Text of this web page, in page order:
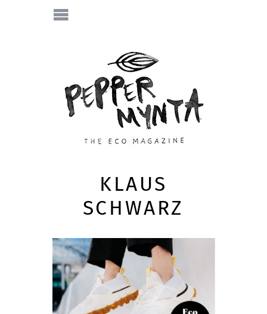
KLAUS
SCHWARZ